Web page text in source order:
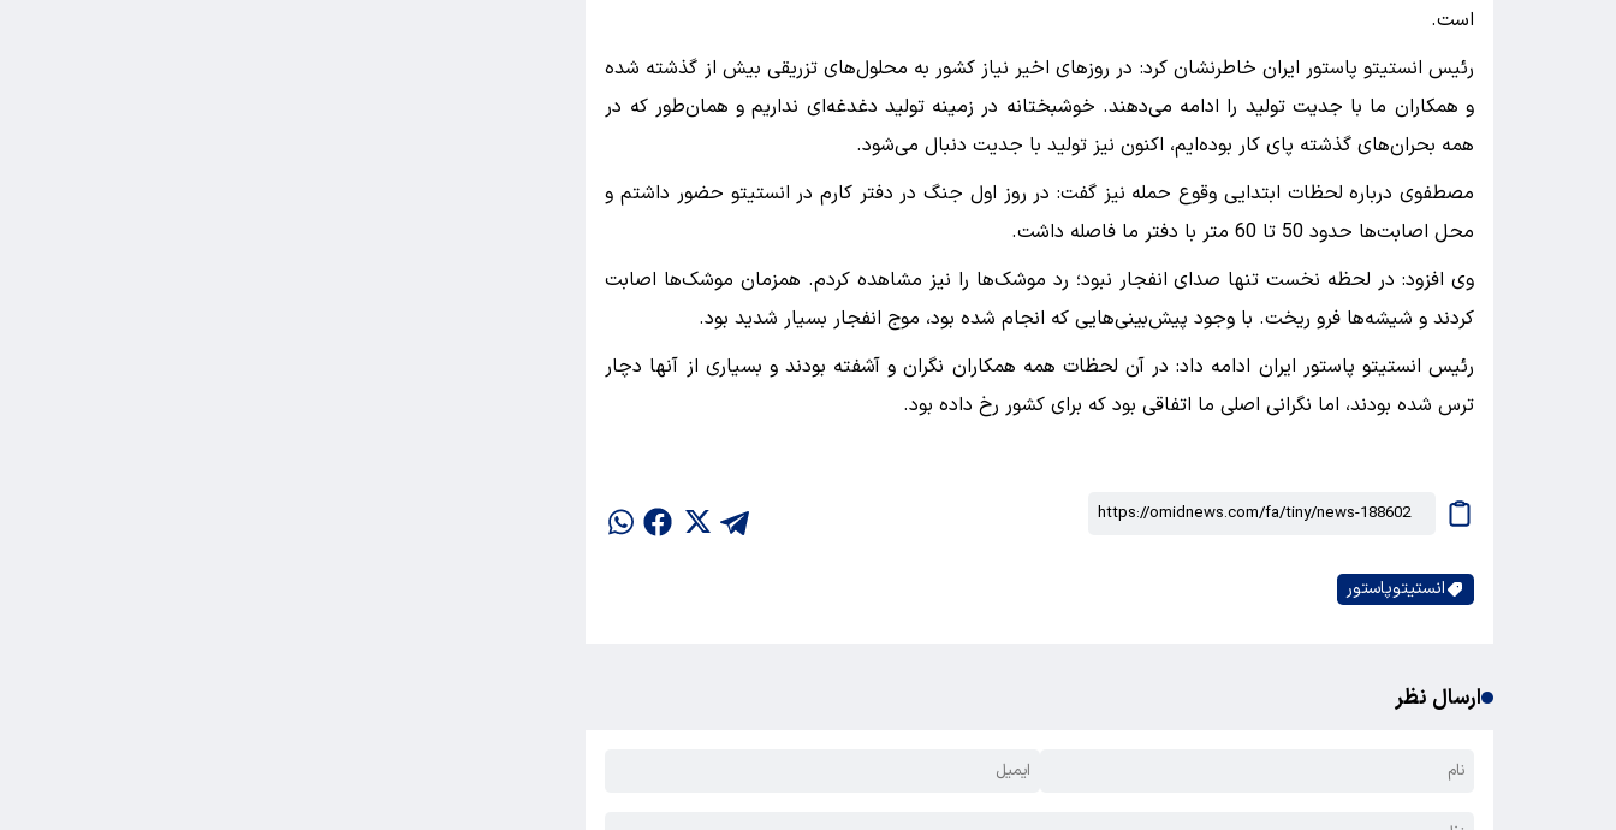
است.
رئیس انستیتو پاستور ایران خاطرنشان کرد: در روزهای اخیر نیاز کشور به محلول‌های تزریقی بیش از گذشته شده
و همکاران ما با جدیت تولید را ادامه می‌دهند. خوشبختانه در زمینه تولید دغدغه‌ای نداریم و همان‌طور که در
همه بحران‌های گذشته پای کار بوده‌ایم، اکنون نیز تولید با جدیت دنبال می‌شود.
مصطفوی درباره لحظات ابتدایی وقوع حمله نیز گفت: در روز اول جنگ در دفتر کارم در انستیتو حضور داشتم و
محل اصابت‌ها حدود 50 تا 60 متر با دفتر ما فاصله داشت.
وی افزود: در لحظه نخست تنها صدای انفجار نبود؛ رد موشک‌ها را نیز مشاهده کردم. همزمان موشک‌ها اصابت
کردند و شیشه‌ها فرو ریخت. با وجود پیش‌بینی‌هایی که انجام شده بود، موج انفجار بسیار شدید بود.
رئیس انستیتو پاستور ایران ادامه داد: در آن لحظات همه همکاران نگران و آشفته بودند و بسیاری از آنها دچار
ترس شده بودند، اما نگرانی اصلی ما اتفاقی بود که برای کشور رخ داده بود.
انستیتوپاستور
ارسال نظر